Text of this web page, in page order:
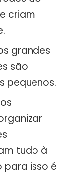
criam
grandes
são
pequenos.
tudo à
para isso é